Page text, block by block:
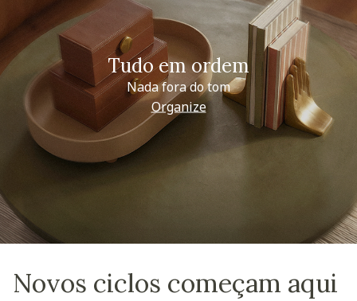
Tudo em ordem
Nada fora do tom
Organize
Novos ciclos começam aqui